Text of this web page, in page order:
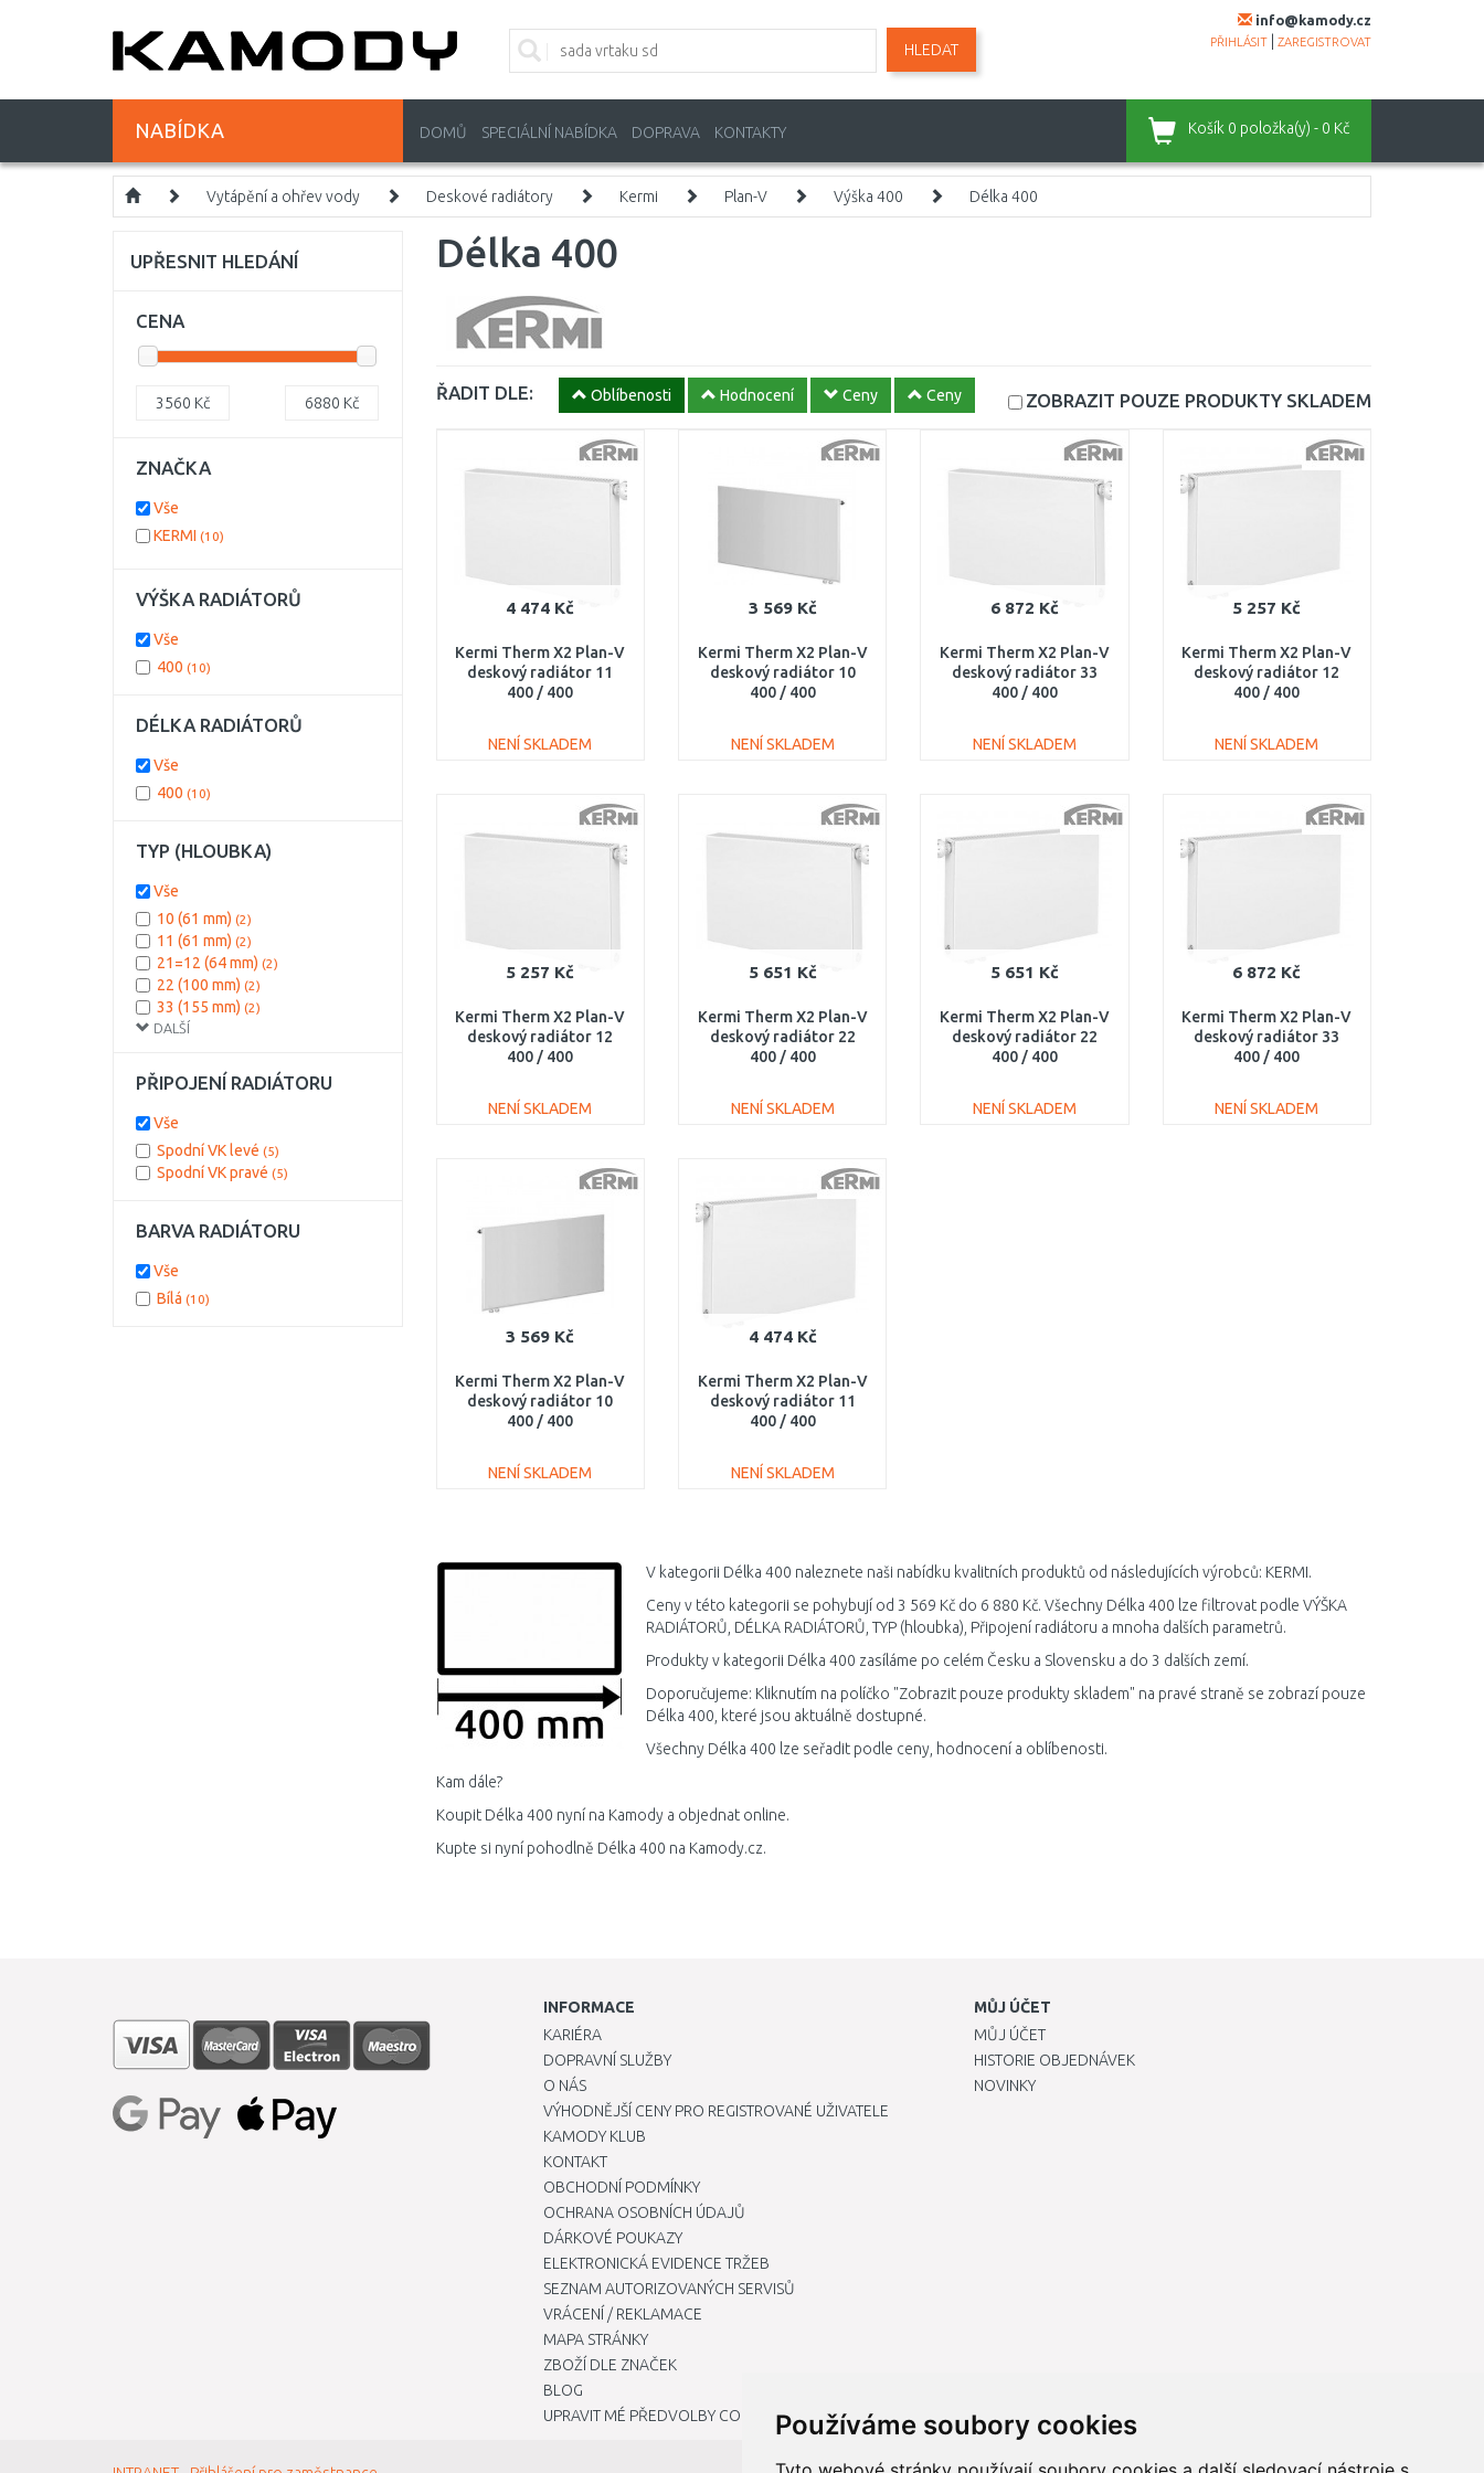
Používáme soubory cookies
info@kamody.cz
PŘIHLÁSIT ZAREGISTROVAT
HLEDAT
NABÍDKA DOMŮ SPECIÁLNÍ NABÍDKA DOPRAVA KONTAKTY Košík 0 položka(y) - 0 Kč
Vytápění a ohřev vody Deskové radiátory Kermi Plan-V Výška 400 Délka 400
Délka 400
ŘADIT DLE: Oblíbenosti Hodnocení Ceny Ceny ZOBRAZIT POUZE PRODUKTY SKLADEM
4 474 Kč
Kermi Therm X2 Plan-V
deskový radiátor 11
400 / 400
NENÍ SKLADEM
3 569 Kč
Kermi Therm X2 Plan-V
deskový radiátor 10
400 / 400
NENÍ SKLADEM
6 872 Kč
Kermi Therm X2 Plan-V
deskový radiátor 33
400 / 400
NENÍ SKLADEM
Porovnat
5 257 Kč
Kermi Therm X2 Plan-V
deskový radiátor 12
400 / 400
NENÍ SKLADEM
Porovnat
5 257 Kč
Kermi Therm X2 Plan-V
deskový radiátor 12
400 / 400
NENÍ SKLADEM
5 651 Kč
Kermi Therm X2 Plan-V
deskový radiátor 22
400 / 400
NENÍ SKLADEM
Porovnat
5 651 Kč
Kermi Therm X2 Plan-V
deskový radiátor 22
400 / 400
NENÍ SKLADEM
6 872 Kč
Kermi Therm X2 Plan-V
deskový radiátor 33
400 / 400
NENÍ SKLADEM
3 569 Kč
Kermi Therm X2 Plan-V
deskový radiátor 10
400 / 400
NENÍ SKLADEM
Porovnat
4 474 Kč
Kermi Therm X2 Plan-V
deskový radiátor 11
400 / 400
NENÍ SKLADEM
V kategorii Délka 400 naleznete naši nabídku kvalitních produktů od následujících výrobců: KERMI.
Ceny v této kategorii se pohybují od 3 569 Kč do 6 880 Kč. Všechny Délka 400 lze filtrovat podle VÝŠKA
RADIÁTORŮ, DÉLKA RADIÁTORŮ, TYP (hloubka), Připojení radiátoru a mnoha dalších parametrů.
Produkty v kategorii Délka 400 zasíláme po celém Česku a Slovensku a do 3 dalších zemí.
Doporučujeme: Kliknutím na políčko "Zobrazit pouze produkty skladem" na pravé straně se zobrazí pouze
Délka 400, které jsou aktuálně dostupné.
Všechny Délka 400 lze seřadit podle ceny, hodnocení a oblíbenosti.
Kam dále?
Koupit Délka 400 nyní na Kamody a objednat online.
Kupte si nyní pohodlně Délka 400 na Kamody.cz.
UPŘESNIT HLEDÁNÍ
CENA
3560 Kč 6880 Kč
ZNAČKA
Vše
KERMI (10)
VÝŠKA RADIÁTORŮ
Vše
400 (10)
DÉLKA RADIÁTORŮ
Vše
400 (10)
TYP (HLOUBKA)
DALŠÍ
Vše
10 (61 mm) (2)
11 (61 mm) (2)
21=12 (64 mm) (2)
22 (100 mm) (2)
33 (155 mm) (2)
PŘIPOJENÍ RADIÁTORU
Vše
Spodní VK levé (5)
Spodní VK pravé (5)
BARVA RADIÁTORU
Vše
Bílá (10)
INFORMACE
KARIÉRA
DOPRAVNÍ SLUŽBY
O NÁS
VÝHODNĚJŠÍ CENY PRO REGISTROVANÉ UŽIVATELE
KAMODY KLUB
KONTAKT
OBCHODNÍ PODMÍNKY
OCHRANA OSOBNÍCH ÚDAJŮ
DÁRKOVÉ POUKAZY
ELEKTRONICKÁ EVIDENCE TRŽEB
SEZNAM AUTORIZOVANÝCH SERVISŮ
VRÁCENÍ / REKLAMACE
MAPA STRÁNKY
ZBOŽÍ DLE ZNAČEK
BLOG
UPRAVIT MÉ PŘEDVOLBY COOKIES
MŮJ ÚČET
MŮJ ÚČET
HISTORIE OBJEDNÁVEK
NOVINKY